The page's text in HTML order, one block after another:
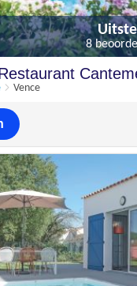
Vence
8